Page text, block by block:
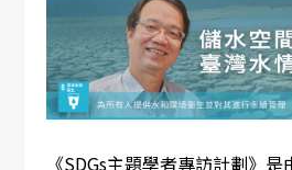
《SDGs主題學者專訪計劃》